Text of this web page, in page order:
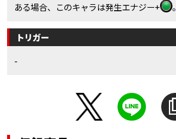
ある場合、このキャラは発生エナジー+
。
トリガー
-